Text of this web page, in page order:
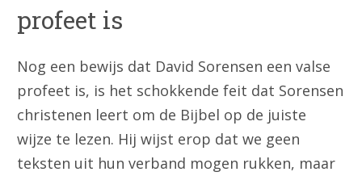
profeet is
Nog een bewijs dat David Sorensen een valse
profeet is, is het schokkende feit dat Sorensen
christenen leert om de Bijbel op de juiste
wijze te lezen. Hij wijst erop dat we geen
teksten uit hun verband mogen rukken, maar